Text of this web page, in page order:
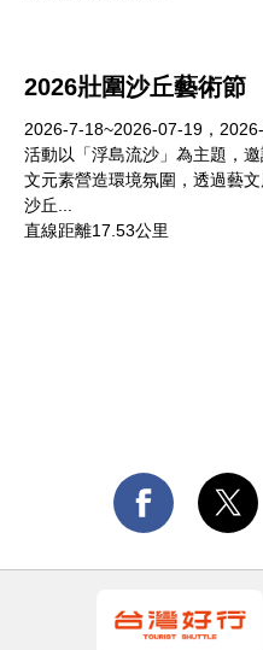
2026壯圍沙丘藝術節
2026-7-18~2026-07-19，
活動以「浮島流沙」為主題，
文元素營造環境氛圍，透過藝
沙丘...
直線距離17.53公里